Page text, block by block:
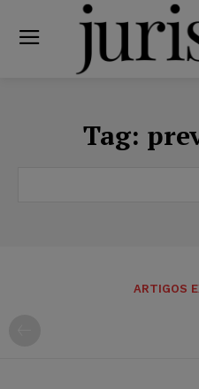
Tag:
ARTIGOS